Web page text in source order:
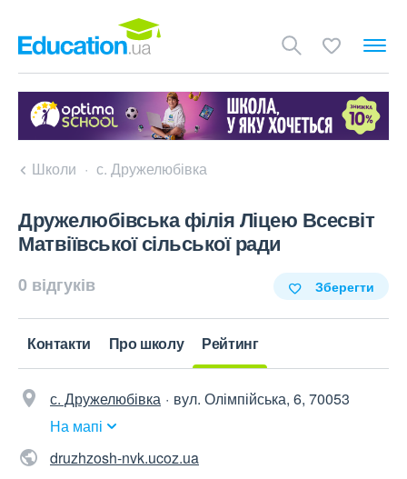
Школи с. Дружелюбівка
Дружелюбівська філія Ліцею Всесвіт
Матвіївської сільської ради
0 відгуків Зберегти
Контакти Про школу Рейтинг
с. Дружелюбівка
вул. Олімпійська, 6, 70053
На мапі
druzhzosh-nvk.ucoz.ua